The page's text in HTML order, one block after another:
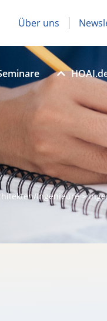
Über uns
Ingenieure>